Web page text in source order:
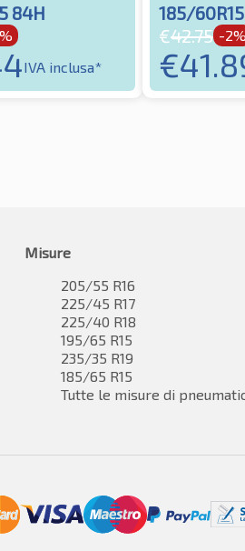
84H
IVA inclusa*
185/
€42.75 -2%
€
Misure
205/55 R16
225/45 R17
225/40 R18
195/65 R15
235/35 R19
185/65 R15
Tutte le misure di